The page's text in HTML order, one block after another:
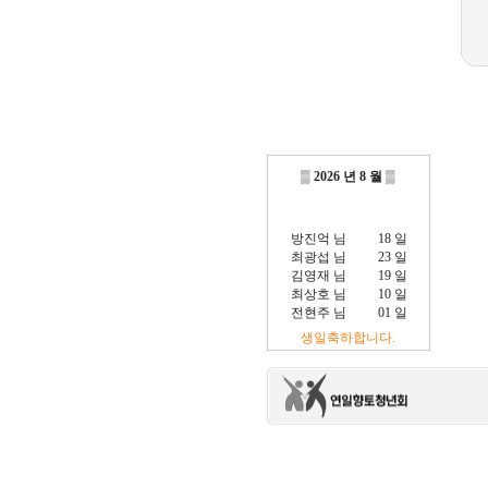
▒ 2026 년 8 월 ▒
방진억 님
18 일
최광섭 님
23 일
김영재 님
19 일
최상호 님
10 일
전현주 님
01 일
정충교 님
17 일
생일축하합니다.